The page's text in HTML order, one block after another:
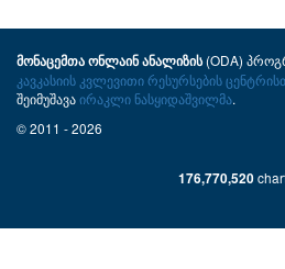
მონაცემთა ონლაინ ანალიზის(ODA)
კავკასიის კვლევითი რესურსების
შეიმუშავაირაკლი ნასყიდაშვილმა.
© 2011 - 2026
176,770,520